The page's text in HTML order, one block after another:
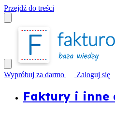
Przejdź do treści
Wypróbuj za darmo Zaloguj się
Faktury i inne